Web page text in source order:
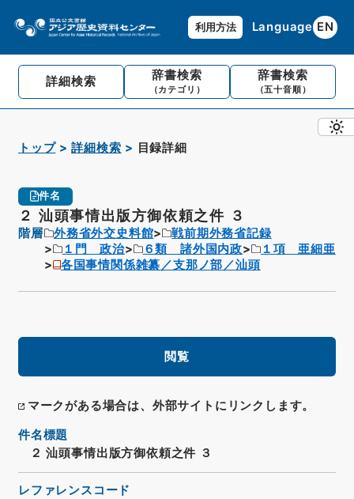
利用方法 Language EN
詳細検索 辞書検索
（カテゴリ）
辞書検索
（五十音順）
トップ 詳細検索 目録詳細
件名
２ 汕頭事情出版方御依頼之件 ３
階層 外務省外交史料館
戦前期外務省記録
１門 政治
６類 諸外国内政
１項 亜細亜
各国事情関係雑纂／支那ノ部／汕頭
閲覧
マークがある場合は、外部サイトにリンクします。
件名標題
２ 汕頭事情出版方御依頼之件 ３
レファレンスコード